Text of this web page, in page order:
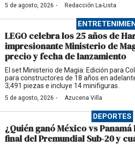
5 de agosto, 2026 · Redacción La-Lista
LEGO celebra los 25 años de
impresionante Ministerio de
precio y fecha de lanzamiento
El set Ministerio de Magia: Edición para
para constructores de 18 años en
3,491 piezas e incluye 14 minifiguras.
5 de agosto, 2026 · Azucena Villa
DEPORTES
¿Quién ganó México vs Panamá
final del Premundial Sub-20 y